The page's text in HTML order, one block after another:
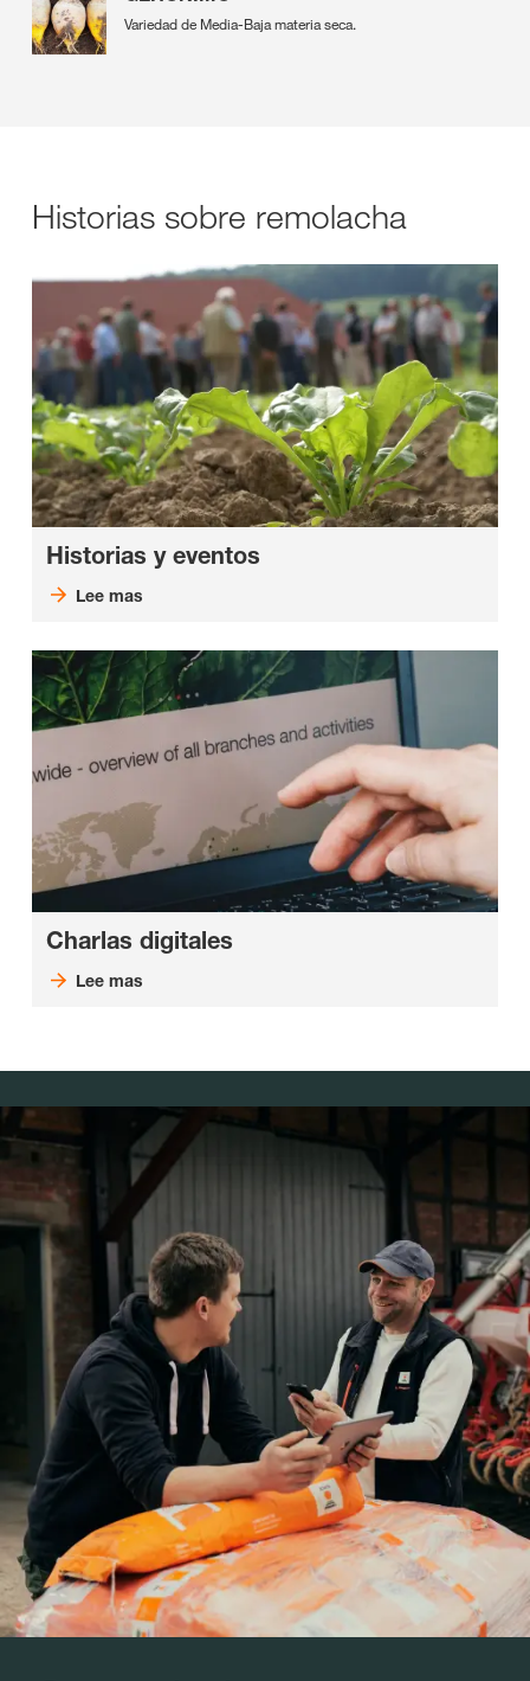
Variedad de Media-Baja materia seca.
Historias sobre remolacha
Historias y eventos
Lee mas
Charlas digitales
Lee mas